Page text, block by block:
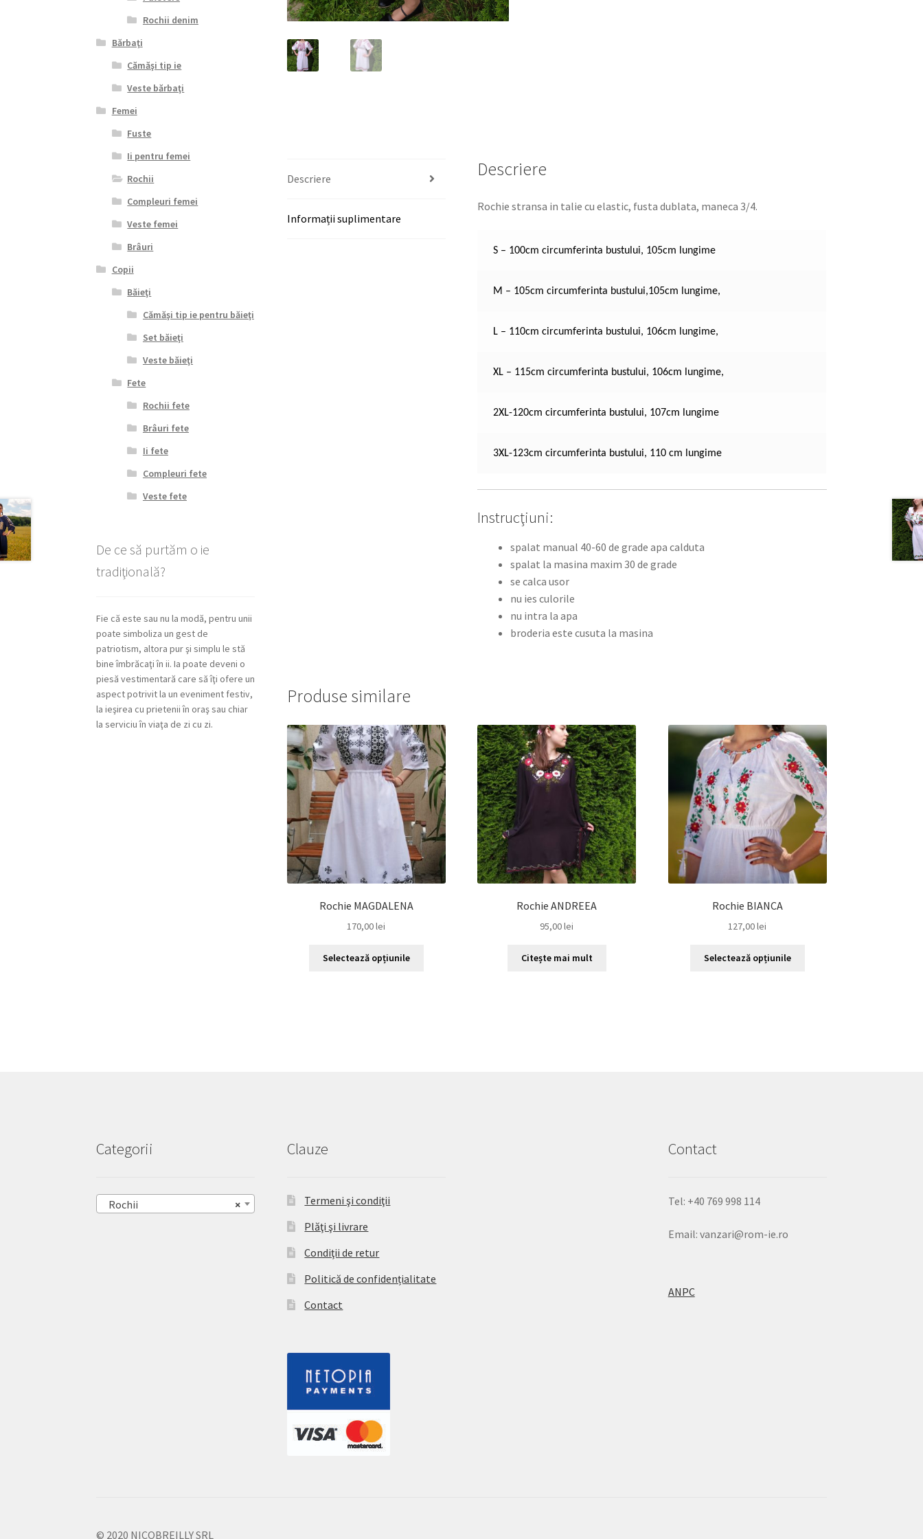
Descriere
Informații suplimentare
Descriere
Rochie stransa in talie cu elastic, fusta dublata, maneca 3/4.
S – 100cm circumferinta bustului, 105cm lungime
M – 105cm circumferinta bustului,105cm lungime,
L – 110cm circumferinta bustului, 106cm lungime,
XL – 115cm circumferinta bustului, 106cm lungime,
2XL-120cm circumferinta bustului, 107cm lungime
3XL-123cm circumferinta bustului, 110 cm lungime
Instrucţiuni:
spalat manual 40-60 de grade apa calduta
spalat la masina maxim 30 de grade
se calca usor
nu ies culorile
nu intra la apa
broderia este cusuta la masina
Produse similare
Rochie MAGDALENA
170,00lei
Selectează opțiunile
Rochie ANDREEA
95,00lei
Citește mai mult
Rochie BIANCA
127,00lei
Selectează opțiunile
Rochii denim
Bărbaţi
Cămăşi tip ie
Veste bărbaţi
Femei
Fuste
Ii pentru femei
Rochii
Compleuri femei
Veste femei
Brâuri
Copii
Băieţi
Cămăşi tip ie pentru băieţi
Set băieţi
Veste băieţi
Fete
Rochii fete
Brâuri fete
Ii fete
Compleuri fete
Veste fete
De ce să purtăm o ie
tradiţională?
Fie că este sau nu la modă, pentru unii
poate simboliza un gest de
patriotism, altora pur şi simplu le stă
bine îmbrăcaţi în ii. Ia poate deveni o
piesă vestimentară care să îţi ofere un
aspect potrivit la un eveniment festiv,
la ieşirea cu prietenii în oraş sau chiar
la serviciu în viaţa de zi cu zi.
Categorii
×
Rochii
Clauze
Termeni şi condiţii
Plăţi şi livrare
Condiţii de retur
Politică de confidențialitate
Contact
Contact
Tel: +40 769 998 114
Email: vanzari@rom-ie.ro
ANPC
© 2020 NICOBREILLY SRL